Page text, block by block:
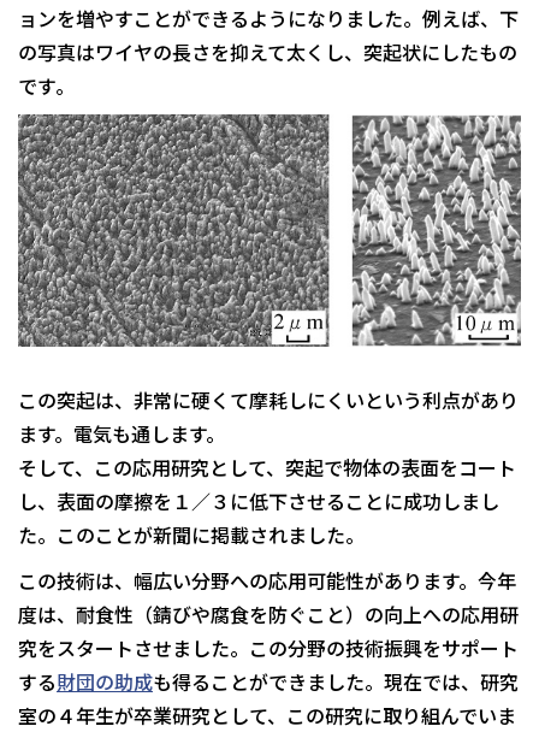
ョンを増やすことができるようになりました。例えば、下
の写真はワイヤの長さを抑えて太くし、突起状にしたもの
です｡
この突起は、非常に硬くて摩耗しにくいという利点があり
ます。電気も通します。
そして、この応用研究として、突起で物体の表面をコート
し、表面の摩擦を１／３に低下させることに成功しまし
た。このことが新聞に掲載されました。
この技術は、幅広い分野への応用可能性があります。今年
度は、耐食性（錆びや腐食を防ぐこと）の向上への応用研
究をスタートさせました。この分野の技術振興をサポート
する財団の助成も得ることができました。現在では、研究
室の４年生が卒業研究として、この研究に取り組んでいま